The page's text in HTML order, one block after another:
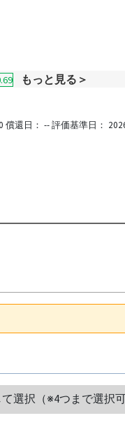
もっと見る＞
償還日： -- 評価基準日：
選択（※4つまで選択可